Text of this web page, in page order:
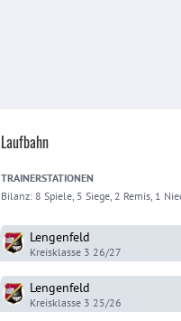
Laufbahn
TRAINERSTATIONEN
Bilanz: 8 Spiele, 5 Siege, 2 Remis, 1
Lengenfeld
Kreisklasse 3 26/27
Lengenfeld
Kreisklasse 3 25/26